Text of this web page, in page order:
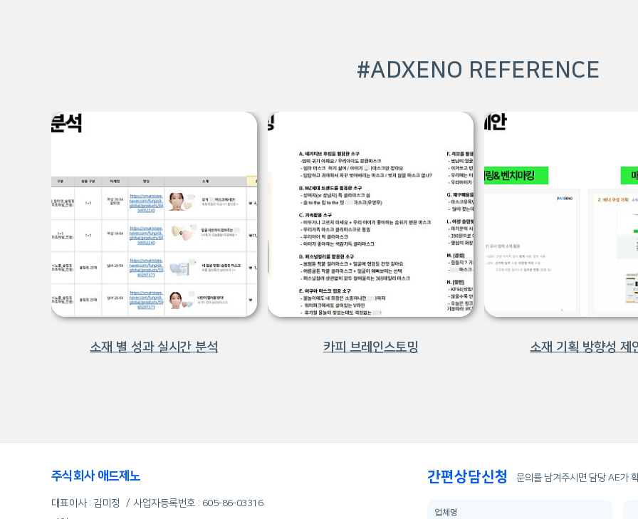
#ADXENO REFERENCE
소재 별 성과 실시간 분석 카피 브레인스토밍 소재 기획 방향성 제
주식회사 애드제노
대표이사 : 김미정 사업자등록번호 : 605-86-03316
간편상담신청 문의를 남겨주시면 담당 AE가